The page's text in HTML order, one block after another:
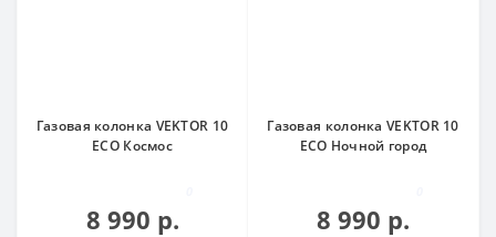
Газовая колонка VEKTOR 10
ECO Космос
8 990 р.
Газовая колонка VEKTOR 10
ECO Ночной город
8 990 р.